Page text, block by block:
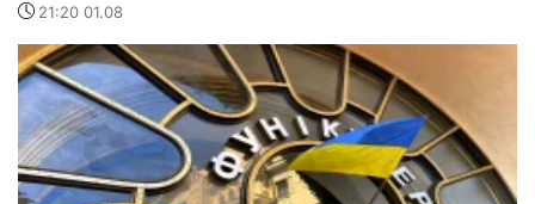
21:20 01.08